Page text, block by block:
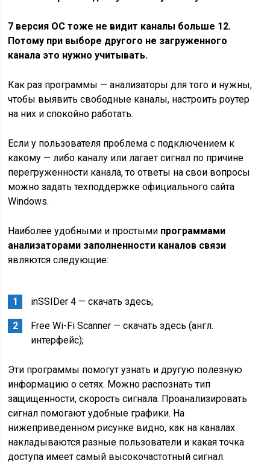
7 версия ОС тоже не видит каналы больше 12.
Потому при выборе другого не загруженного
канала это нужно учитывать.
Как раз программы — анализаторы для того и нужны,
чтобы выявить свободные каналы, настроить роутер
на них и спокойно работать.
Если у пользователя проблема с подключением к
какому — либо каналу или лагает сигнал по причине
перегруженности канала, то ответы на свои вопросы
можно задать техподдержке официального сайта
Windows.
Наиболее удобными и простыми программами
анализаторами заполненности каналов связи
являются следующие:
inSSIDer 4 — скачать здесь;
Free Wi-Fi Scanner — скачать здесь (англ.
интерфейс);
Эти программы помогут узнать и другую полезную
информацию о сетях. Можно распознать тип
защищенности, скорость сигнала. Проанализировать
сигнал помогают удобные графики. На
нижеприведенном рисунке видно, как на каналах
накладываются разные пользователи и какая точка
доступа имеет самый высокочастотный сигнал.